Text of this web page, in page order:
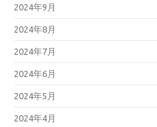
2024年9月
2024年8月
2024年7月
2024年6月
2024年5月
2024年4月